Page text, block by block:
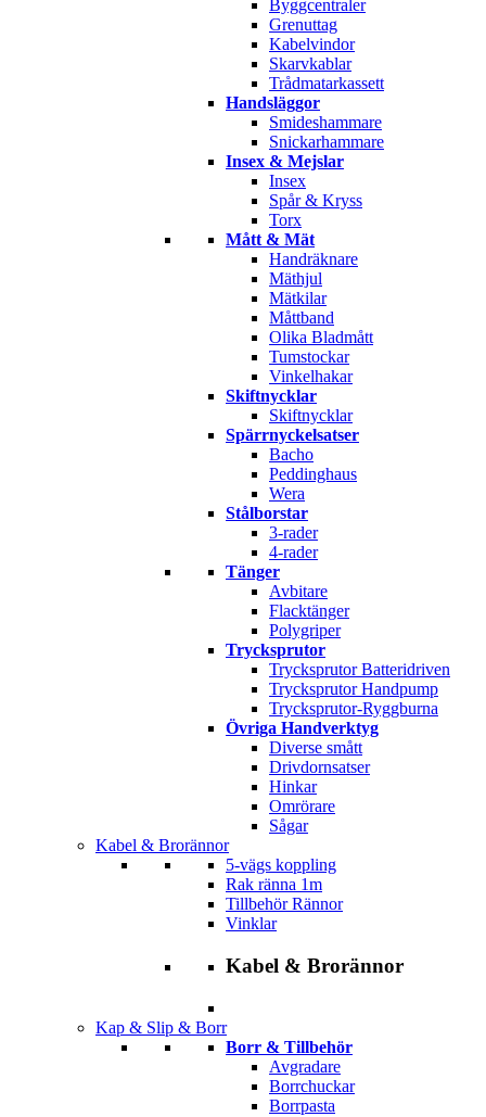
Byggcentraler
Grenuttag
Kabelvindor
Skarvkablar
Trådmatarkassett
Handsläggor
Smideshammare
Snickarhammare
Insex & Mejslar
Insex
Spår & Kryss
Torx
Mått & Mät
Handräknare
Mäthjul
Mätkilar
Måttband
Olika Bladmått
Tumstockar
Vinkelhakar
Skiftnycklar
Skiftnycklar
Spärrnyckelsatser
Bacho
Peddinghaus
Wera
Stålborstar
3-rader
4-rader
Tänger
Avbitare
Flacktänger
Polygriper
Trycksprutor
Trycksprutor Batteridriven
Trycksprutor Handpump
Trycksprutor-Ryggburna
Övriga Handverktyg
Diverse smått
Drivdornsatser
Hinkar
Omrörare
Sågar
Kabel & Brorännor
5-vägs koppling
Rak ränna 1m
Tillbehör Rännor
Vinklar
Kabel & Brorännor
Kap & Slip & Borr
Borr & Tillbehör
Avgradare
Borrchuckar
Borrpasta